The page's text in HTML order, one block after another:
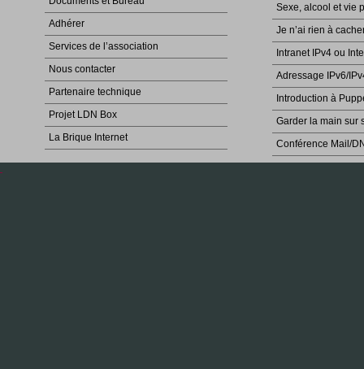
Adhérer
Services de l’association
Nous contacter
Partenaire technique
Projet LDN Box
La Brique Internet
Sexe, alcool et vie
Je n’ai rien à
Intranet IPv4 ou
Adressage IPv6/
Introduction à
Garder la main sur
Conférence Mail/